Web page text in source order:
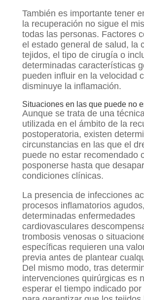
También es importante tener
la recuperación no sigue el
todas las personas. Factores
el estado general de salud, la
tejidos, el tipo de cirugía o
determinadas características
pueden influir en la velocidad
disminuye la inflamación.
Situaciones en las que puede no
Aunque se trata de una
utilizada en el ámbito de la
postoperatoria, existen
circunstancias en las que el
puede no estar recomendado
posponerse hasta que
condiciones clínicas.
La presencia de infecciones
procesos inflamatorios agudos,
determinadas enfermedades
cardiovasculares
trombosis venosas o
específicas requieren una
previa antes de plantear
Del mismo modo, tras
intervenciones quirúrgicas es
esperar el tiempo indicado